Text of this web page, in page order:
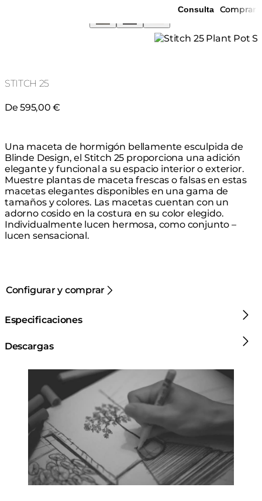
Consulta Comprar
STITCH 25
De 595,00 €
Una maceta de hormigón bellamente esculpida de
Blinde Design, el Stitch 25 proporciona una adición
elegante y funcional a su espacio interior o exterior.
Muestre plantas de maceta frescas o falsas en estas
macetas elegantes disponibles en una gama de
tamaños y colores. Las macetas cuentan con un
adorno cosido en la costura en su color elegido.
Individualmente lucen hermosa, como conjunto –
lucen sensacional.
Configurar y comprar
Especificaciones
Descargas
Loading image...